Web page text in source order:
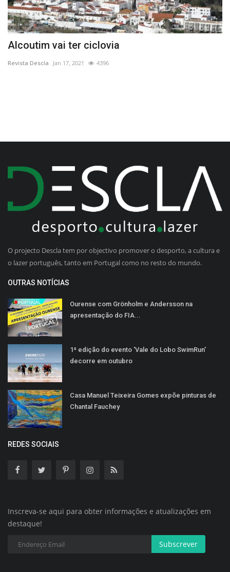
Alcoutim vai ter ciclovia
Revista Descla Jan 17, 2021 4396
O projecto Descla tem por objectivo promover o desporto, a cultura e
o lazer português, tanto em Portugal como no resto do mundo.
OUTRAS NOTÍCIAS
Ourense com Grönholm e Andersson na
apresentação do FIA...
1ª edição do evento 'Vale do Lobo SwimRun'
decorre em outubro
Casa Manuel Teixeira Gomes expõe pinturas de
Chantal Fauchey
REDES SOCIAIS
Inscreva-se aqui para obter informações e atualizações em
destaque!
Subscrever